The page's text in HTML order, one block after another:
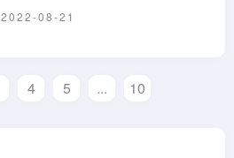
2022-08-21
4 5 ... 10